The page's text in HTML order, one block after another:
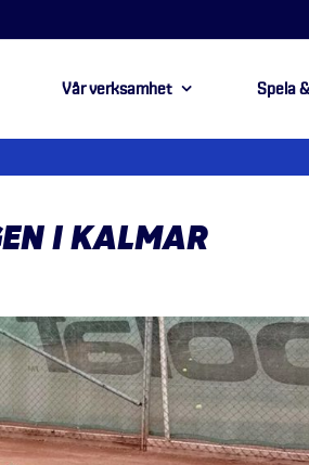
Vår verksamhet Spela
I KALMAR